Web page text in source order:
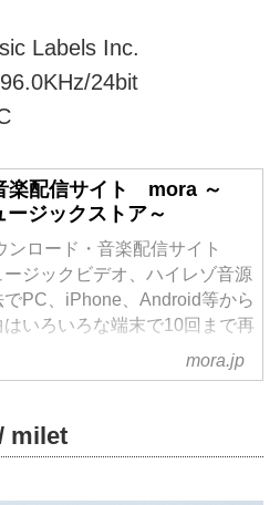
Labels Inc.
24bit
楽配信サイト mora ～
ジックストア～
ロード・音楽配信サイト
ージックビデオ、ハイレゾ音源
PC、iPhone、Android等から
いろいろな端末で10回まで再
mora.jp
milet